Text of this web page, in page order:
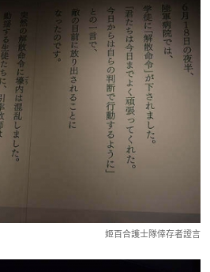
姬百合護士隊倖存者證言